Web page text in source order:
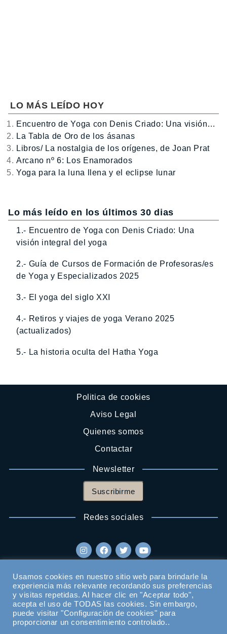
LO MÁS LEÍDO HOY
Encuentro de Yoga con Denis Criado: Una visión…
La Tabla de Oro de los ásanas
Libros/ La nostalgia de los orígenes, de Joan Prat
Arcano nº 6: Los Enamorados
Yoga para la luna llena y el eclipse lunar
Lo más leído en los últimos 30 dias
1.- Encuentro de Yoga con Denis Criado: Una
visión integral del yoga
2.- Guía de Cursos de Formación de Profesoras/es
de Yoga y Especializados 2025
3.- El yoga del siglo XXI
4.- Retiros y viajes de yoga Verano 2025
(actualizados)
5.- La historia oculta del Hatha Yoga
Politica de cookies
Aviso Legal
Quienes somos
Contactar
Newsletter
Suscribirme
Redes sociales
Usamos cookies en nuestro sitio web para brindarle la
experiencia más relevante recordando sus preferencias
y visitas repetidas. Al hacer clic en "Aceptar todo",
acepta el uso de TODAS las cookies. Sin embargo,
puede visitar "Configuración de cookies" para
proporcionar un consentimiento controlado..